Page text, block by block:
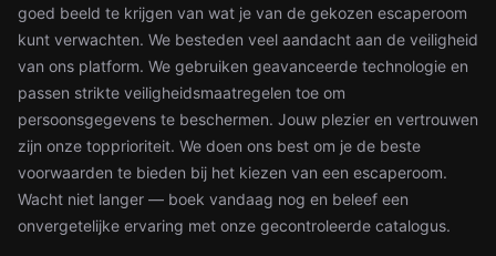
goed beeld te krijgen van wat je van de gekozen escaperoom
kunt verwachten. We besteden veel aandacht aan de veiligheid
van ons platform. We gebruiken geavanceerde technologie en
passen strikte veiligheidsmaatregelen toe om
persoonsgegevens te beschermen. Jouw plezier en vertrouwen
zijn onze topprioriteit. We doen ons best om je de beste
voorwaarden te bieden bij het kiezen van een escaperoom.
Wacht niet langer — boek vandaag nog en beleef een
onvergetelijke ervaring met onze gecontroleerde catalogus.